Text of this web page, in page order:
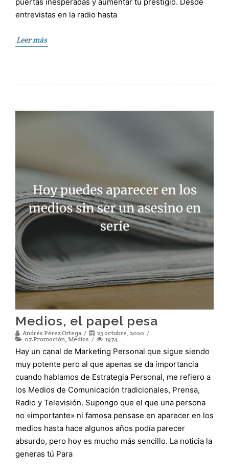
entrevistas en la radio hasta
Leer más
Medios, el papel pesa
Andrés Pérez Ortega
23 octubre, 2020
07.Promoción Medios 1974
Hay un canal de Marketing Personal que sigue siendo
muy potente pero al que apenas se da importancia
cuando hablamos de Estrategia Personal, me refiero a
los Medios de Comunicación tradicionales, Prensa,
Radio y Televisión. Supongo que el que una persona
no «importante» ni famosa pensase en aparecer en los
medios hasta hace algunos años podía parecer
absurdo, pero hoy es mucho más sencillo. La noticia la
generas tú Para